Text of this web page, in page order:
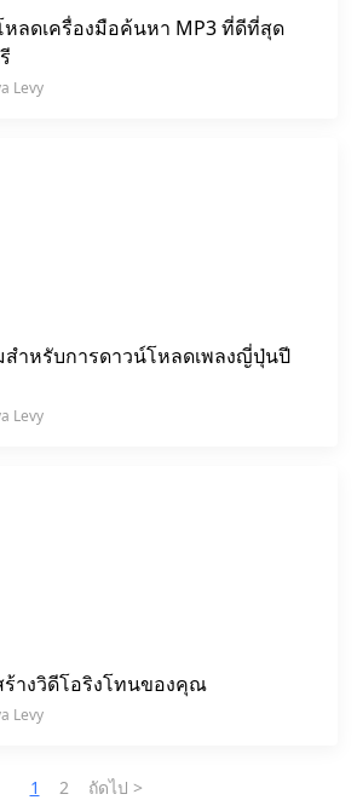
หลดเครื่องมือค้นหา MP3 ที่ดีที่สุด
Levy
สำหรับการดาวน์โหลดเพลงญี่ปุ่นปี
Levy
างวิดีโอริงโทนของคุณ
Levy
1 2 ถัดไป >